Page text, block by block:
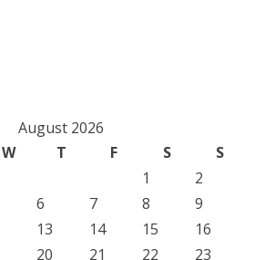
August 2026
W T F S
S
1
2
6 7 8
9
13 14 15
16
20 21 22 23